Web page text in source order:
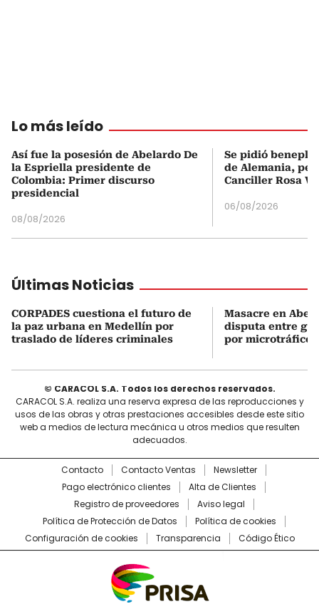
Lo más leído
Así fue la posesión de Abelardo De
la Espriella presidente de
Colombia: Primer discurso
presidencial
08/08/2026
Se pidió
de Alemania,
Canciller Rosa
06/08/2026
Últimas Noticias
CORPADES cuestiona el futuro de
la paz urbana en Medellín por
traslado de líderes criminales
Masacre en
disputa entre
por microtráfico
© CARACOL S.A. Todos los derechos reservados.
CARACOL S.A. realiza una reserva expresa de las reproducciones y
usos de las obras y otras prestaciones accesibles desde este sitio
web a medios de lectura mecánica u otros medios que resulten
adecuados.
Contacto Contacto Ventas
Newsletter
Pago electrónico clientes
Alta de Clientes
Registro de proveedores
Aviso legal
Política de Protección de Datos
Política de cookies
Configuración de cookies
Transparencia Código Ético